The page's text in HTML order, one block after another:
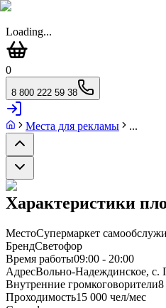
Loading...
0
8 800 222 59 38
Места для рекламы ...
Характеристики
МестоСупермаркет
БрендСветофор
Время работы09:00 - 20:00
АдресВольно-Надеждинское, с.
Внутренние громкоговорители
Проходимость15 000 чел/мес